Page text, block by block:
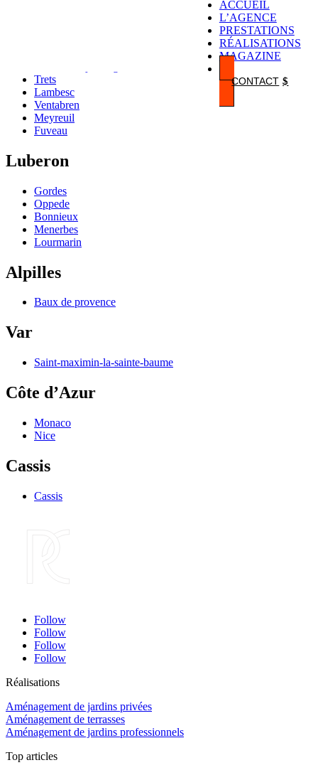
ACCUEIL
L’AGENCE
PRESTATIONS
RÉALISATIONS
MAGAZINE
CONTACT
Trets
Lambesc
Ventabren
Meyreuil
Fuveau
Luberon
Gordes
Oppede
Bonnieux
Menerbes
Lourmarin
Alpilles
Baux de provence
Var
Saint-maximin-la-sainte-baume
Côte d’Azur
Monaco
Nice
Cassis
Cassis
Follow
Follow
Follow
Follow
Réalisations
Aménagement de jardins privées
Aménagement de terrasses
Aménagement de jardins professionnels
Top articles